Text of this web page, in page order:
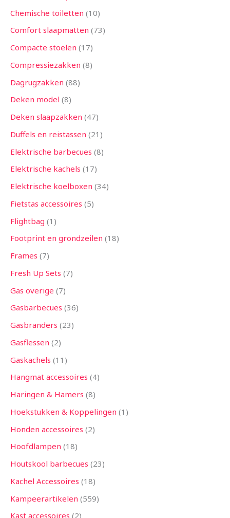
Chemische toiletten 10
Comfort slaapmatten 73
Compacte stoelen 17
Compressiezakken 8
Dagrugzakken 88
Deken model 8
Deken slaapzakken 47
Duffels en reistassen 21
Elektrische barbecues 8
Elektrische kachels 17
Elektrische koelboxen 34
Fietstas accessoires 5
Flightbag 1
Footprint en grondzeilen 18
Frames 7
Fresh Up Sets 7
Gas overige 7
Gasbarbecues 36
Gasbranders 23
Gasflessen 2
Gaskachels 11
Hangmat accessoires 4
Haringen & Hamers 8
Hoekstukken & Koppelingen 1
Honden accessoires 2
Hoofdlampen 18
Houtskool barbecues 23
Kachel Accessoires 18
Kampeerartikelen 559
Kast accessoires 2